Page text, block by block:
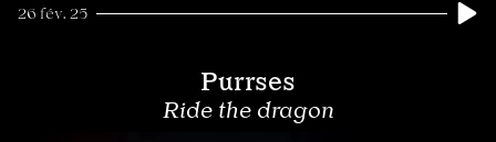
26 fév. 25
Purrses
Ride the dragon